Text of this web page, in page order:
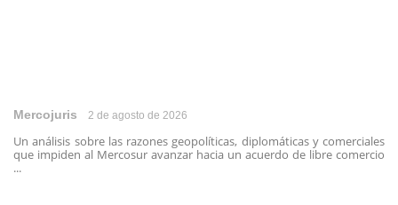
Mercojuris 2 de agosto de 2026
Un análisis sobre las razones geopolíticas, diplomáticas y comerciales
que impiden al Mercosur avanzar hacia un acuerdo de libre comercio
...